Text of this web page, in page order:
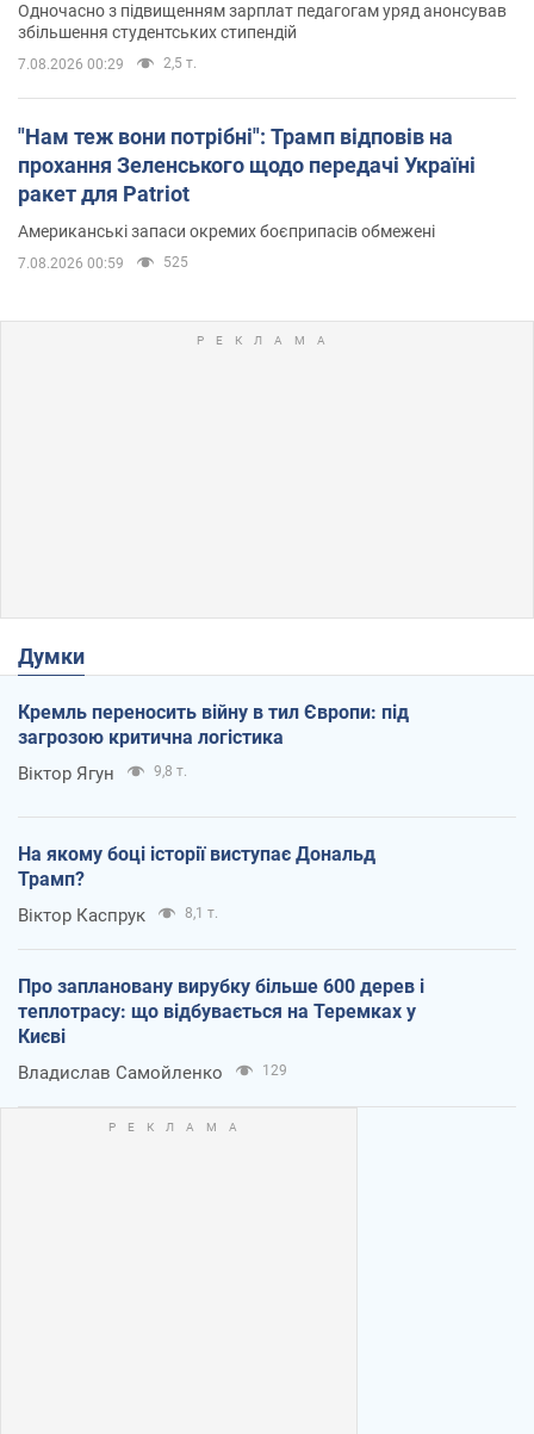
Одночасно з підвищенням зарплат педагогам уряд анонсував
збільшення студентських стипендій
7.08.2026 00:29 2,5 т.
"Нам теж вони потрібні": Трамп відповів на
прохання Зеленського щодо передачі Україні
ракет для Patriot
Американські запаси окремих боєприпасів обмежені
7.08.2026 00:59 525
Думки
Кремль переносить війну в тил Європи: під
загрозою критична логістика
Віктор Ягун 9,8 т.
На якому боці історії виступає Дональд
Трамп?
Віктор Каспрук 8,1 т.
Про заплановану вирубку більше 600 дерев і
теплотрасу: що відбувається на Теремках у
Києві
Владислав Самойленко 129